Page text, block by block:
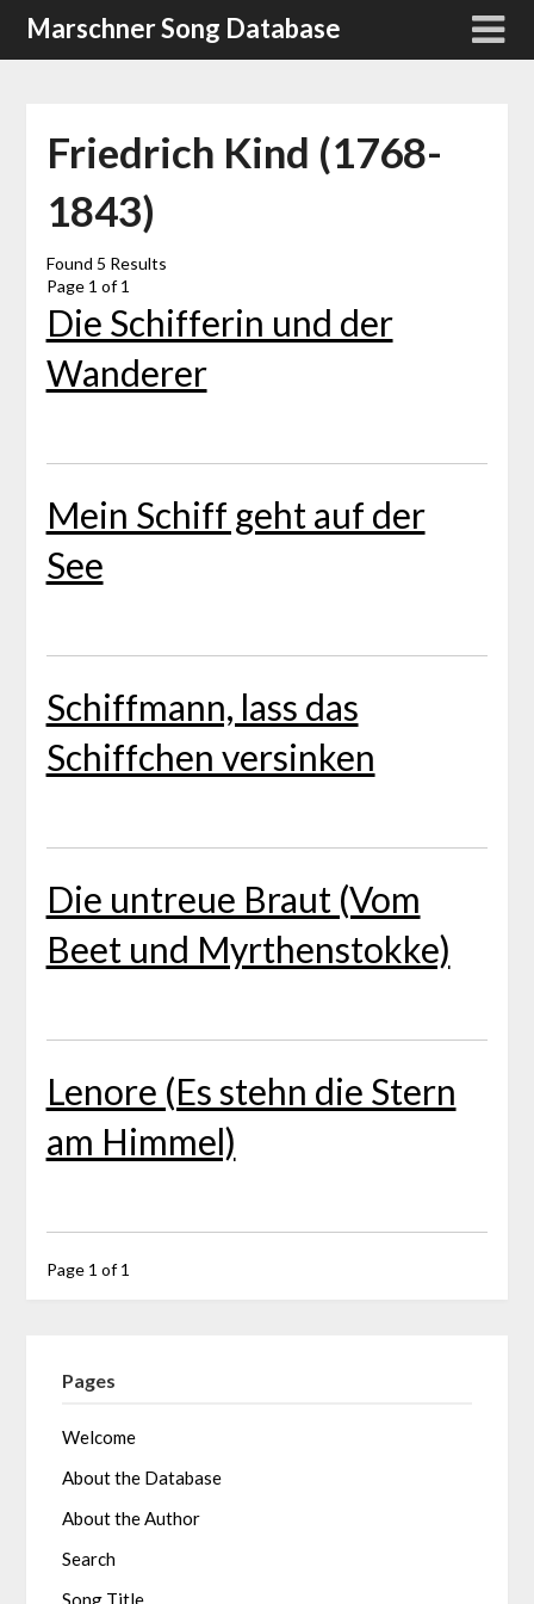
SkipMarschner Song Database
Friedrich Kind (1768-
1843)
Found 5 Results
Page 1 of 1
Die Schifferin und der
Wanderer
Mein Schiff geht auf der
See
Schiffmann, lass das
Schiffchen versinken
Die untreue Braut (Vom
Beet und Myrthenstokke)
Lenore (Es stehn die Stern
am Himmel)
Page 1 of 1
Pages
Welcome
About the Database
About the Author
Search
Song Title